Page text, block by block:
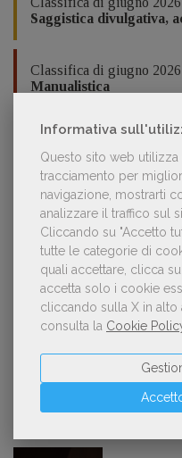
Informativa
Questo sito web
tracciamento per
navigazione, mostrarti
analizzare il traffico sul
Cliccando su "Accetto
tutte le categorie di
quali accettare, clicca
accetta solo i cookie
cliccando sulla X in alto
consulta la Cookie
Saggistica divulgativa,
Classifica di giugno 2026
Manualistica
In collaborazione con
POLTRONE
Laura